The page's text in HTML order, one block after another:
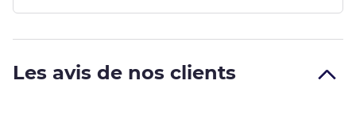
Les avis de nos clients